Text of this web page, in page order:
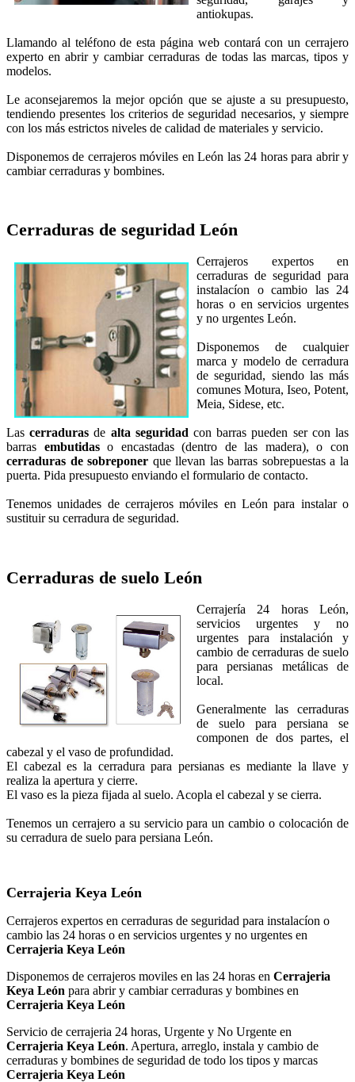
antiokupas.
Llamando al teléfono de esta página web contará con un cerrajero
experto en abrir y cambiar cerraduras de todas las marcas, tipos y
modelos.
Le aconsejaremos la mejor opción que se ajuste a su presupuesto,
tendiendo presentes los criterios de seguridad necesarios, y siempre
con los más estrictos niveles de calidad de materiales y servicio.
Disponemos de cerrajeros móviles en León las 24 horas para abrir y
cambiar cerraduras y bombines.
Cerraduras de seguridad León
Cerrajeros expertos en
cerraduras de seguridad para
instalacíon o cambio las 24
horas o en servicios urgentes
y no urgentes León.
Disponemos de cualquier
marca y modelo de cerradura
de seguridad, siendo las más
comunes Motura, Iseo, Potent,
Meia, Sidese, etc.
Lascerraduras de alta seguridad con barras pueden ser con las
barras embutidaso encastadas (dentro de las madera), o con
cerraduras de sobreponer que llevan las barras sobrepuestas a la
puerta. Pida presupuesto enviando el formulario de contacto.
Tenemos unidades de cerrajeros móviles en León para instalar o
sustituir su cerradura de seguridad.
Cerraduras de suelo León
Cerrajería 24 horas León,
servicios urgentes y no
urgentes para instalación y
cambio de cerraduras de suelo
para persianas metálicas de
local.
Generalmente las cerraduras
de suelo para persiana se
componen de dos partes, el
cabezal y el vaso de profundidad.
El cabezal es la cerradura para persianas es mediante la llave y
realiza la apertura y cierre.
El vaso es la pieza fijada al suelo. Acopla el cabezal y se cierra.
Tenemos un cerrajero a su servicio para un cambio o colocación de
su cerradura de suelo para persiana León.
Cerrajeria Keya León
Cerrajeros expertos en cerraduras de seguridad para instalacíon o
cambio las 24 horas o en servicios urgentes y no urgentes en
Cerrajeria Keya León
Disponemos de cerrajeros moviles en las 24 horas en Cerrajeria
Keya León para abrir y cambiar cerraduras y bombines en
Cerrajeria Keya León
Servicio de cerrajeria 24 horas, Urgente y No Urgente en
Cerrajeria Keya León. Apertura, arreglo, instala y cambio de
cerraduras y bombines de seguridad de todo los tipos y marcas
Cerrajeria Keya León